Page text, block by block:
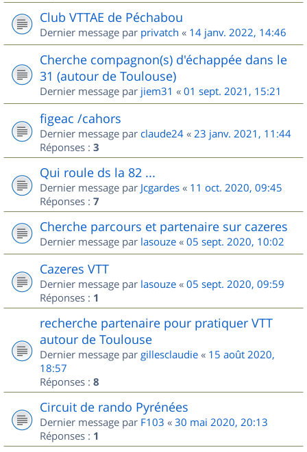
Club VTTAE de Péchabou
Dernier message par privatch « 14 janv. 2022, 14:46
Cherche compagnon(s) d'échappée dans le
31 (autour de Toulouse)
Dernier message par jiem31 « 01 sept. 2021, 15:21
figeac /cahors
Dernier message par claude24 « 23 janv. 2021, 11:44
Réponses : 3
Qui roule ds la 82 ...
Dernier message par Jcgardes « 11 oct. 2020, 09:45
Réponses : 7
Cherche parcours et partenaire sur cazeres
Dernier message par lasouze « 05 sept. 2020, 10:02
Cazeres VTT
Dernier message par lasouze « 05 sept. 2020, 09:59
Réponses : 1
recherche partenaire pour pratiquer VTT
autour de Toulouse
Dernier message par gillesclaudie « 15 août 2020,
18:57
Réponses : 8
Circuit de rando Pyrénées
Dernier message par F103 « 30 mai 2020, 20:13
Réponses : 1